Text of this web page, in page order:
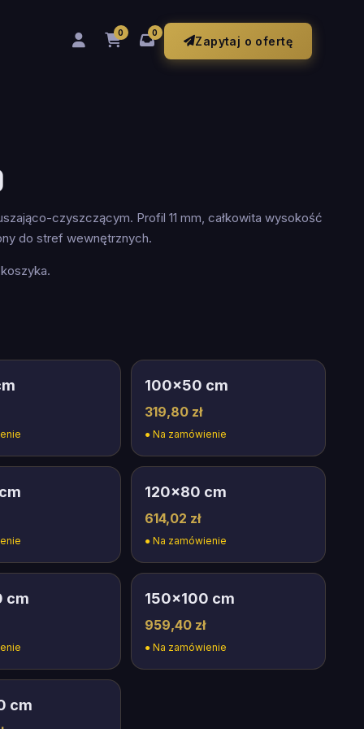
0 0
Zapytaj o ofertę
czyszczącym. Profil 11 mm, całkowita wysokość
do stref wewnętrznych.
100×50 cm
319,80 zł
● Na zamówienie
cm 120×80 cm
614,02 zł
● Na zamówienie
cm 150×100 cm
959,40 zł
● Na zamówienie
cm